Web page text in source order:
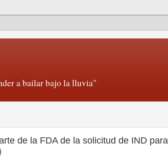
a bailar bajo la lluvia"
de la FDA de la solicitud de IND para